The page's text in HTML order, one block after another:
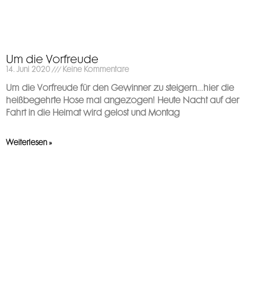
Um die Vorfreude
14. Juni 2020 Keine Kommentare
Um die Vorfreude für den Gewinner zu steigern…hier die
heißbegehrte Hose mal angezogen! Heute Nacht auf der
Fahrt in die Heimat wird gelost und Montag
Weiterlesen »